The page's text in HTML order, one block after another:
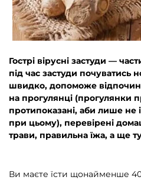
Гострі вірусні застуди —
під час застуди почуватись
швидко, допоможе
на прогулянці (прогулянки
протипоказані, аби лише не
при цьому), перевірені
трави, правильна їжа, а ще
Ви маєте їсти щонайменше